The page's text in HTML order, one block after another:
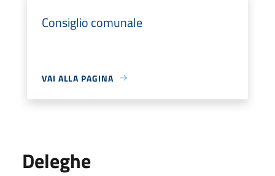
Consiglio comunale
VAI ALLA PAGINA
Deleghe